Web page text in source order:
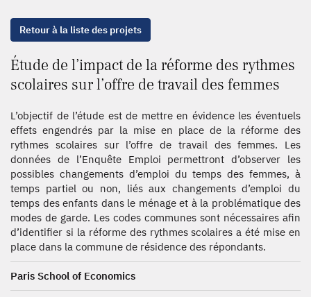
Retour à la liste des projets
Étude de l’impact de la réforme des rythmes
scolaires sur l’offre de travail des femmes
L’objectif de l’étude est de mettre en évidence les éventuels
effets engendrés par la mise en place de la réforme des
rythmes scolaires sur l’offre de travail des femmes. Les
données de l’Enquête Emploi permettront d’observer les
possibles changements d’emploi du temps des femmes, à
temps partiel ou non, liés aux changements d’emploi du
temps des enfants dans le ménage et à la problématique des
modes de garde. Les codes communes sont nécessaires afin
d’identifier si la réforme des rythmes scolaires a été mise en
place dans la commune de résidence des répondants.
Paris School of Economics